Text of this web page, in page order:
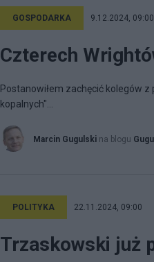
GOSPODARKA 9.12.2024, 09:00
Czterech
Postanowiłem zachęcić kolegów
kopalnych"...
Marcin Gugulski na blogu
POLITYKA 22.11.2024, 09:00
Trzaskowski już